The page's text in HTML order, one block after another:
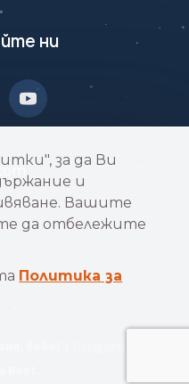
ни
бебе!
за да Ви
и
Вашите
да отбележите
Политика за